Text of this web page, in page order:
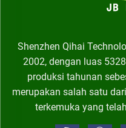
Shenzhen Qihai
2002, dengan luas
produksi tahunan
merupakan salah satu
terkemuka yang